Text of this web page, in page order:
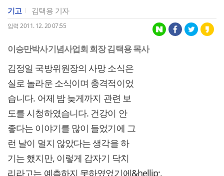
기고 김택용 기자
입력 2011. 12. 20 07:55
이승만박사기념사업회 회장 김택용 목사
김정일 국방위원장의 사망 소식은
실로 놀라운 소식이며 충격적이었
습니다. 어제 밤 늦게까지 관련 보
도를 시청하였습니다. 건강이 안
좋다는 이야기를 많이 들었기에 그
런 날이 멀지 않았다는 생각을 하
기는 했지만, 이렇게 갑자기 닥치
리라고는 예측하지 못하였었기에&hellip;.